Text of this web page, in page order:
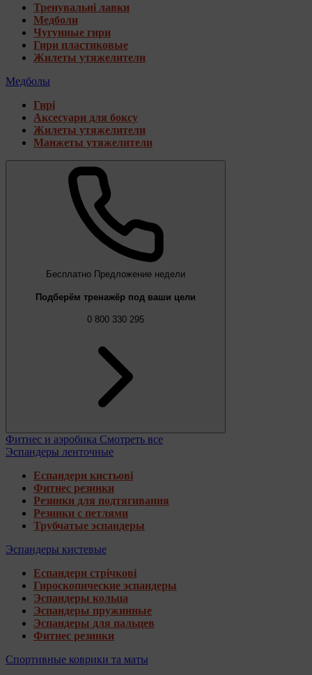
Тренувальні лавки
Медболи
Чугунные гири
Гири пластиковые
Жилеты утяжелители
Медболы
Гирі
Аксесуари для боксу
Жилеты утяжелители
Манжеты утяжелители
Бесплатно Предложение недели
Подберём тренажёр под ваши цели
0 800 330 295
Фитнес и аэробика Смотреть все
Эспандеры ленточные
Еспандери кистьові
Фитнес резинки
Резинки для подтягивания
Резинки с петлями
Трубчатые эспандеры
Эспандеры кистевые
Еспандери стрічкові
Гироскопические эспандеры
Эспандеры кольца
Эспандеры пружинные
Эспандеры для пальцев
Фитнес резинки
Спортивные коврики та маты